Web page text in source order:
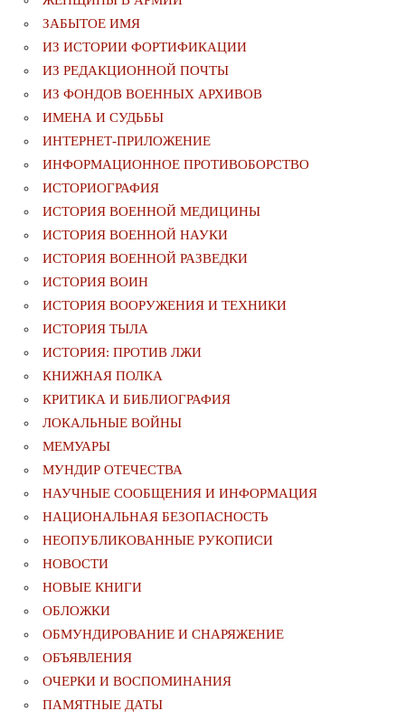
ЗАБЫТОЕ ИМЯ
ИЗ ИСТОРИИ ФОРТИФИКАЦИИ
ИЗ РЕДАКЦИОННОЙ ПОЧТЫ
ИЗ ФОНДОВ ВОЕННЫХ АРХИВОВ
ИМЕНА И СУДЬБЫ
ИНТЕРНЕТ-ПРИЛОЖЕНИЕ
ИНФОРМАЦИОННОЕ ПРОТИВОБОРСТВО
ИСТОРИОГРАФИЯ
ИСТОРИЯ ВОЕННОЙ МЕДИЦИНЫ
ИСТОРИЯ ВОЕННОЙ НАУКИ
ИСТОРИЯ ВОЕННОЙ РАЗВЕДКИ
ИСТОРИЯ ВОИН
ИСТОРИЯ ВООРУЖЕНИЯ И ТЕХНИКИ
ИСТОРИЯ ТЫЛА
ИСТОРИЯ: ПРОТИВ ЛЖИ
КНИЖНАЯ ПОЛКА
КРИТИКА И БИБЛИОГРАФИЯ
ЛОКАЛЬНЫЕ ВОЙНЫ
МЕМУАРЫ
МУНДИР ОТЕЧЕСТВА
НАУЧНЫЕ СООБЩЕНИЯ И ИНФОРМАЦИЯ
НАЦИОНАЛЬНАЯ БЕЗОПАСНОСТЬ
НЕОПУБЛИКОВАННЫЕ РУКОПИСИ
НОВОСТИ
НОВЫЕ КНИГИ
ОБЛОЖКИ
ОБМУНДИРОВАНИЕ И СНАРЯЖЕНИЕ
ОБЪЯВЛЕНИЯ
ОЧЕРКИ И ВОСПОМИНАНИЯ
ПАМЯТНЫЕ ДАТЫ